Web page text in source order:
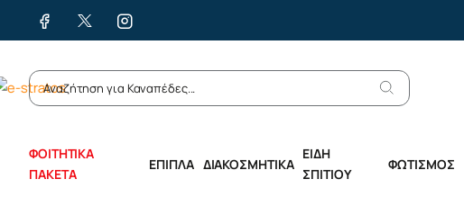
ΦΟΙΤΗΤΙΚΑ
ΠΑΚΕΤΑ
ΕΠΙΠΛΑ ΔΙΑΚΟΣΜΗΤΙΚΑ
ΕΙΔΗ
ΣΠΙΤΙΟΥ
ΦΩΤΙΣΜΟΣ